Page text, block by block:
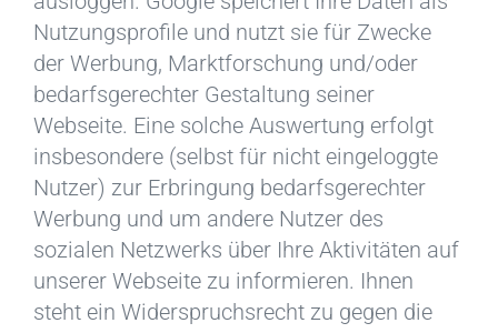
Nutzungsprofile und nutzt sie für Zwecke
der Werbung, Marktforschung und/oder
bedarfsgerechter Gestaltung seiner
Webseite. Eine solche Auswertung erfolgt
insbesondere (selbst für nicht eingeloggte
Nutzer) zur Erbringung bedarfsgerechter
Werbung und um andere Nutzer des
sozialen Netzwerks über Ihre Aktivitäten auf
unserer Webseite zu informieren. Ihnen
steht ein Widerspruchsrecht zu gegen die